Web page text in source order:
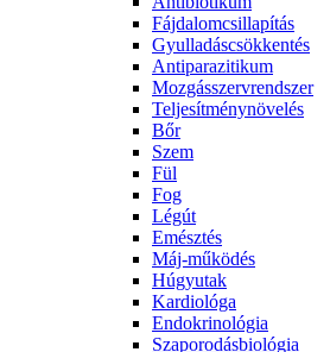
Fájdalomcsillapítás
Gyulladáscsökkentés
Antiparazitikum
Mozgásszervrendszer
Teljesítménynövelés
Bőr
Szem
Fül
Fog
Légút
Emésztés
Máj-működés
Húgyutak
Kardiológa
Endokrinológia
Szaporodásbiológia